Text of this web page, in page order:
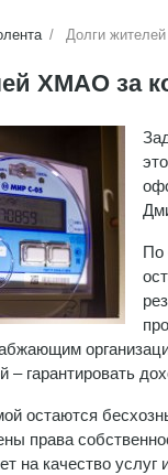
Долги
ХМАО за
По
– гарантировать
остаются
права
на качество услуг